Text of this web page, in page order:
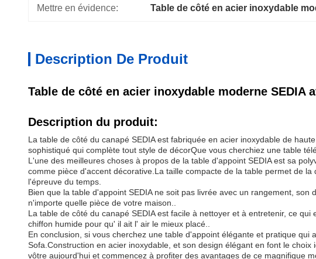
Mettre en évidence: Table de côté en acier inoxydable
Description De Produit
Table de côté en acier inoxydable moderne SEDIA
Description du produit:
La table de côté du canapé SEDIA est fabriquée en acier inoxydable de
sophistiqué qui complète tout style de décorQue vous cherchiez une table
L'une des meilleures choses à propos de la table d'appoint SEDIA est sa
comme pièce d'accent décorative.La taille compacte de la table permet de
l'épreuve du temps.
Bien que la table d'appoint SEDIA ne soit pas livrée avec un rangement,
n'importe quelle pièce de votre maison..
La table de côté du canapé SEDIA est facile à nettoyer et à entretenir, ce
chiffon humide pour qu' il ait l' air le mieux placé..
En conclusion, si vous cherchez une table d'appoint élégante et pratique
Sofa.Construction en acier inoxydable, et son design élégant en font le
vôtre aujourd'hui et commencez à profiter des avantages de ce magnifique